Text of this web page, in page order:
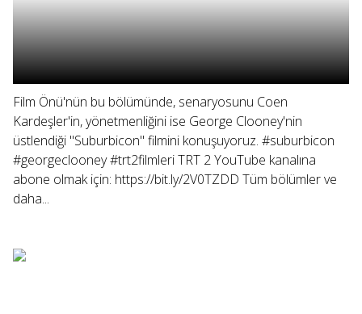
Film Önü'nün bu bölümünde, senaryosunu Coen
Kardeşler'in, yönetmenliğini ise George Clooney'nin
üstlendiği "Suburbicon" filmini konuşuyoruz. #suburbicon
#georgeclooney #trt2filmleri TRT 2 YouTube kanalına
abone olmak için: https://bit.ly/2V0TZDD Tüm bölümler ve
daha...